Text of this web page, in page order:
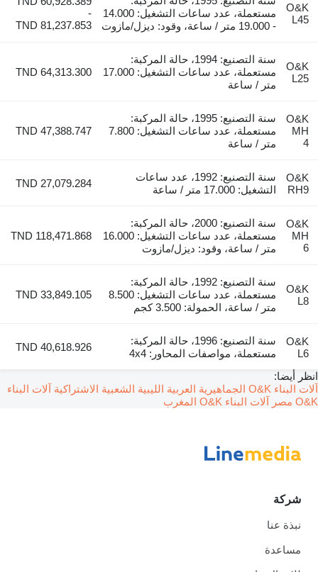
O&K
L45
مستعملة، عدد ساعات التشغيل: 14.000
- 19.000 متر / ساعة، وقود: ديزل/مازوت
-
TND 81,237.853
O&K
L25
سنة التصنيع: 1994، حالة المركبة:
مستعملة، عدد ساعات التشغيل: 17.000
متر / ساعة
TND 64,313.300
O&K
MH
4
سنة التصنيع: 1995، حالة المركبة:
مستعملة، عدد ساعات التشغيل: 7.800
متر / ساعة
TND 47,388.747
O&K
RH9
سنة التصنيع: 1992، عدد ساعات
التشغيل: 17.000 متر / ساعة
TND 27,079.284
O&K
MH
6
سنة التصنيع: 2000، حالة المركبة:
مستعملة، عدد ساعات التشغيل: 16.000
متر / ساعة، وقود: ديزل/مازوت
TND 118,471.868
O&K
L8
سنة التصنيع: 1992، حالة المركبة:
مستعملة، عدد ساعات التشغيل: 8.500
متر / ساعة، الحمولة: 3.500 كجم
TND 33,849.105
O&K
L6
سنة التصنيع: 1996، حالة المركبة:
مستعملة، مواصفات المحاور: 4x4
TND 40,618.926
انظر أيضا:
آلات البناء O&K الجماهيرية العربية الليبية الشعبية الاشتراكية
آلات البناء
O&K مصر
آلات البناء O&K المغرب
شركة
نبذة عنا
مساعدة